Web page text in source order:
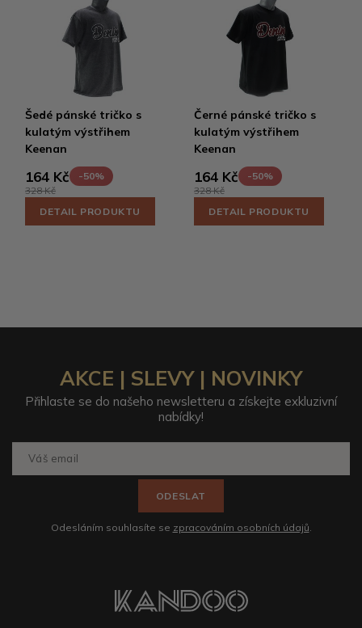
Šedé pánské tričko s
kulatým výstřihem
Keenan
164 Kč
-50%
328 Kč
DETAIL PRODUKTU
Černé pánské tričko s
kulatým výstřihem
Keenan
164 Kč
-50%
328 Kč
DETAIL PRODUKTU
AKCE | SLEVY | NOVINKY
Přihlaste se do našeho newsletteru a získejte exkluzivní
nabídky!
ODESLAT
Odesláním souhlasíte se zpracováním osobních údajů